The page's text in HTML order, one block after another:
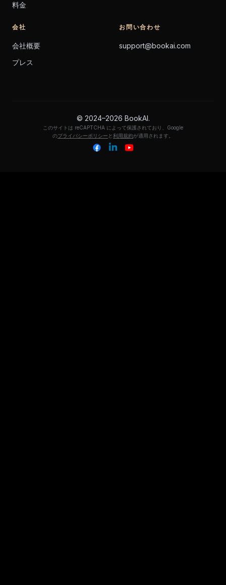
料金
会社
会社概要
プレス
お問い合わせ
support@bookai.com
© 2024–2026 BookAI.
このサイトは reCAPTCHA によって保護されており、Google
のプライバシーポリシー と利用規約が適用されます。